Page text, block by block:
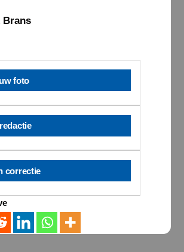
Brans
foto
correctie